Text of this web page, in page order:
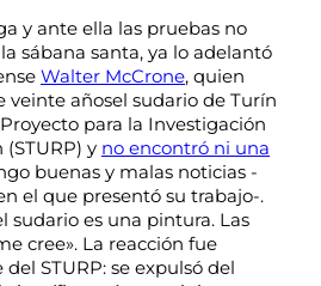
y ante ella las pruebas no
sábana santa, ya lo adelantó
Walter McCrone, quien
veinte añosel sudario de Turín
para la Investigación
y no encontró ni una
buenas y malas noticias -
el que presentó su trabajo-.
sudario es una pintura. Las
cree». La reacción fue
STURP: se expulsó del